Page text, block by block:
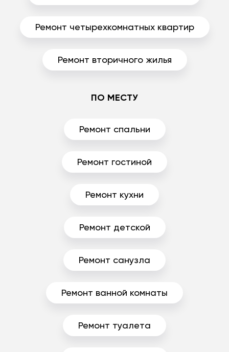
Ремонт четырехкомнатных квартир
Ремонт вторичного жилья
ПО МЕСТУ
Ремонт спальни
Ремонт гостиной
Ремонт кухни
Ремонт детской
Ремонт санузла
Ремонт ванной комнаты
Ремонт туалета